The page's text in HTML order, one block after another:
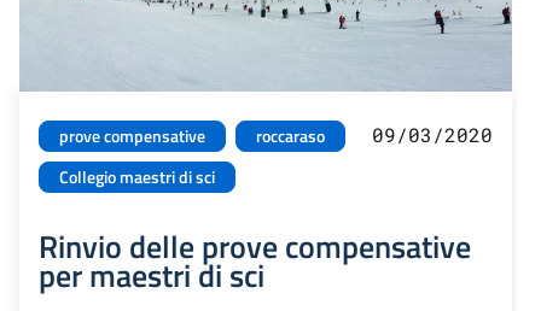
prove compensative
roccaraso
Collegio maestri di sci
09/03/2020
Rinvio delle prove compensative
per maestri di sci